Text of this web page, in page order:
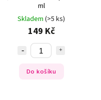
ml
Skladem (>5 ks)
149 Kč
Do košíku